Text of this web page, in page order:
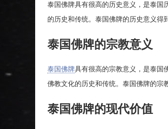
泰国佛牌具有很高的历史意义，是泰国
的历史和传统。泰国佛牌的历史意义得
泰国佛牌的宗教意义
泰国佛牌具有很高的宗教意义，是泰国
佛教文化的历史和传统。泰国佛牌的宗
泰国佛牌的现代价值